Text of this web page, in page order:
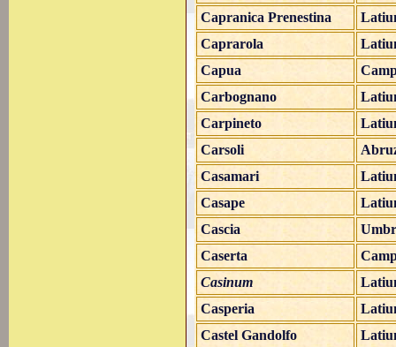
Capranica Prenestina
Caprarola
Capua
Carbognano
Carpineto
Carsoli
Casamari
Casape
Cascia
Caserta
Casinum
Casperia
Castel Gandolfo